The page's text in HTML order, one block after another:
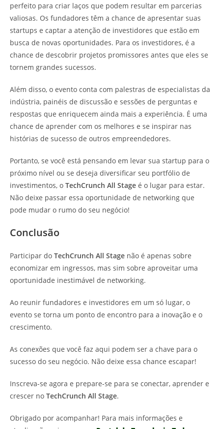
perfeito para criar laços que podem resultar em parcerias
valiosas. Os fundadores têm a chance de apresentar suas
startups e captar a atenção de investidores que estão em
busca de novas oportunidades. Para os investidores, é a
chance de descobrir projetos promissores antes que eles se
tornem grandes sucessos.
Além disso, o evento conta com palestras de especialistas da
indústria, painéis de discussão e sessões de perguntas e
respostas que enriquecem ainda mais a experiência. É uma
chance de aprender com os melhores e se inspirar nas
histórias de sucesso de outros empreendedores.
Portanto, se você está pensando em levar sua startup para o
próximo nível ou se deseja diversificar seu portfólio de
investimentos, o TechCrunch All Stage é o lugar para estar.
Não deixe passar essa oportunidade de networking que
pode mudar o rumo do seu negócio!
Conclusão
Participar do TechCrunch All Stage não é apenas sobre
economizar em ingressos, mas sim sobre aproveitar uma
oportunidade inestimável de networking.
Ao reunir fundadores e investidores em um só lugar, o
evento se torna um ponto de encontro para a inovação e o
crescimento.
As conexões que você faz aqui podem ser a chave para o
sucesso do seu negócio. Não deixe essa chance escapar!
Inscreva-se agora e prepare-se para se conectar, aprender e
crescer no TechCrunch All Stage.
Obrigado por acompanhar! Para mais informações e